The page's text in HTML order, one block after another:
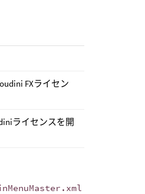
FXライセン
ライセンスを開